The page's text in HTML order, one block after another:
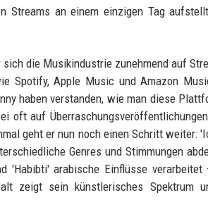
Streams an einem einzigen Tag
die Musikindustrie zunehmend auf
Spotify, Apple Music und Amazon
haben verstanden, wie man diese
oft auf
geht er nun noch einen Schritt weiter:
Genres und Stimmungen
'Habibti' arabische Einflüsse verarbeitet
zeigt sein künstlerisches Spektrum